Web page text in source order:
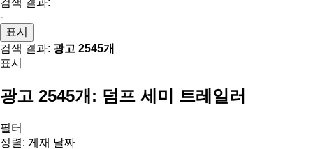
-
표시
검색 결과: 광고 2545개
표시
광고 2545개: 덤프 세미 트레일러
필터
정렬: 게재 날짜